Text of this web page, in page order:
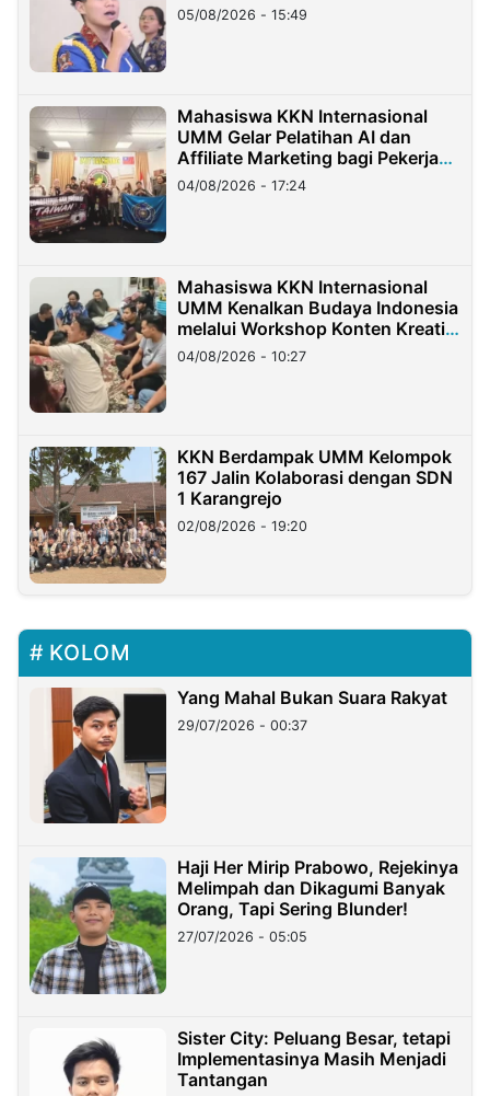
05/08/2026 - 15:49
Mahasiswa KKN Internasional
UMM Gelar Pelatihan AI dan
Affiliate Marketing bagi Pekerja
Migran Indonesia di Taiwan
04/08/2026 - 17:24
Mahasiswa KKN Internasional
UMM Kenalkan Budaya Indonesia
melalui Workshop Konten Kreatif
di Taiwan
04/08/2026 - 10:27
KKN Berdampak UMM Kelompok
167 Jalin Kolaborasi dengan SDN
1 Karangrejo
02/08/2026 - 19:20
KOLOM
Yang Mahal Bukan Suara Rakyat
29/07/2026 - 00:37
Haji Her Mirip Prabowo, Rejekinya
Melimpah dan Dikagumi Banyak
Orang, Tapi Sering Blunder!
27/07/2026 - 05:05
Sister City: Peluang Besar, tetapi
Implementasinya Masih Menjadi
Tantangan